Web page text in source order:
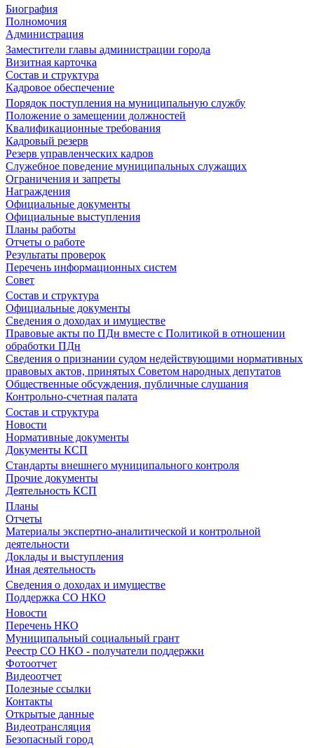
Биография
Полномочия
Администрация
Заместители главы администрации города
Визитная карточка
Состав и структура
Кадровое обеспечение
Порядок поступления на муниципальную службу
Положение о замещении должностей
Квалификационные требования
Кадровый резерв
Резерв управленческих кадров
Служебное поведение муниципальных служащих
Ограничения и запреты
Награждения
Официальные документы
Официальные выступления
Планы работы
Отчеты о работе
Результаты проверок
Перечень информационных систем
Совет
Состав и структура
Официальные документы
Сведения о доходах и имуществе
Правовые акты по ПДн вместе с Политикой в отношении
обработки ПДн
Сведения о признании судом недействующими нормативных
правовых актов, принятых Советом народных депутатов
Общественные обсуждения, публичные слушания
Контрольно-счетная палата
Состав и структура
Новости
Нормативные документы
Документы КСП
Стандарты внешнего муниципального контроля
Прочие документы
Деятельность КСП
Планы
Отчеты
Материалы экспертно-аналитической и контрольной
деятельности
Доклады и выступления
Иная деятельность
Сведения о доходах и имуществе
Поддержка СО НКО
Новости
Перечень НКО
Муниципальный социальный грант
Реестр СО НКО - получатели поддержки
Фотоотчет
Видеоотчет
Полезные ссылки
Контакты
Открытые данные
Видеотрансляция
Безопасный город